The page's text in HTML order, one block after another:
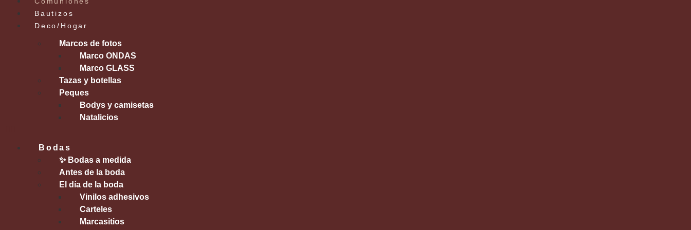
Bautizos
Deco/Hogar
Marcos de fotos
Marco ONDAS
Marco GLASS
Tazas y botellas
Peques
Bodys y camisetas
Natalicios
Bodas
✨ Bodas a medida
Antes de la boda
El día de la boda
Vinilos adhesivos
Carteles
Marcasitios